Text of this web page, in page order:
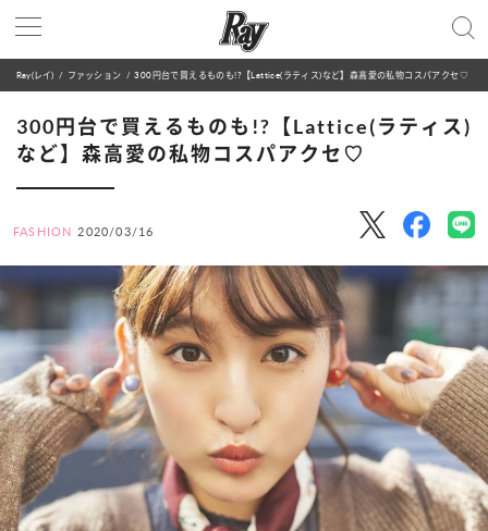
Ray(レイ) ファッション 300円台で買えるものも!?【Lattice(ラティス)など】森高愛の私物コスパアクセ♡
300円台で買えるものも!?【Lattice(ラティス)
など】森高愛の私物コスパアクセ♡
FASHION 2020/03/16